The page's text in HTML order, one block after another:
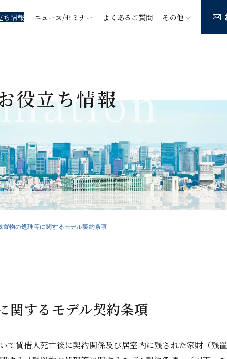
ち情報 ニュース/セミナー よくあるご質問 その他
役立ち情報
置物の処理等に関するモデル契約条項
関するモデル契約条項
て賃借人死亡後に契約関係及び居室内に残された家財（残